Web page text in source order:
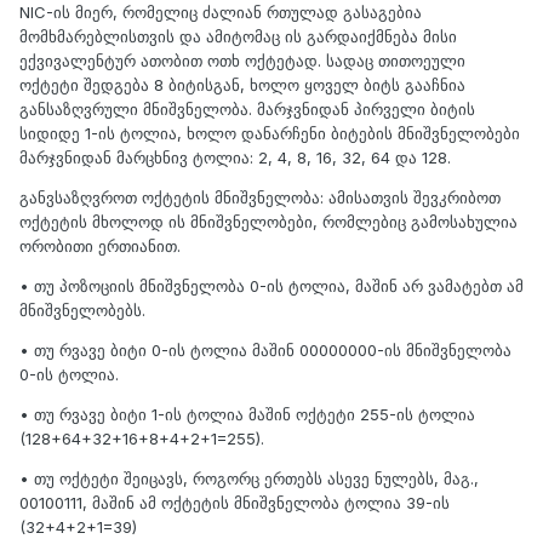
NIC-ის მიერ, რომელიც ძალიან რთულად გასაგებია
მომხმარებლისთვის და ამიტომაც ის გარდაიქმნება მისი
ექვივალენტურ ათობით ოთხ ოქტეტად. სადაც თითოეული
ოქტეტი შედგება 8 ბიტისგან, ხოლო ყოველ ბიტს გააჩნია
განსაზღვრული მნიშვნელობა. მარჯვნიდან პირველი ბიტის
სიდიდე 1-ის ტოლია, ხოლო დანარჩენი ბიტების მნიშვნელობები
მარჯვნიდან მარცხნივ ტოლია: 2, 4, 8, 16, 32, 64 და 128.
განვსაზღვროთ ოქტეტის მნიშვნელობა: ამისათვის შევკრიბოთ
ოქტეტის მხოლოდ ის მნიშვნელობები, რომლებიც გამოსახულია
ორობითი ერთიანით.
• თუ პოზოციის მნიშვნელობა 0-ის ტოლია, მაშინ არ ვამატებთ ამ
მნიშვნელობებს.
• თუ რვავე ბიტი 0-ის ტოლია მაშინ 00000000-ის მნიშვნელობა
0-ის ტოლია.
• თუ რვავე ბიტი 1-ის ტოლია მაშინ ოქტეტი 255-ის ტოლია
(128+64+32+16+8+4+2+1=255).
• თუ ოქტეტი შეიცავს, როგორც ერთებს ასევე ნულებს, მაგ.,
00100111, მაშინ ამ ოქტეტის მნიშვნელობა ტოლია 39-ის
(32+4+2+1=39)